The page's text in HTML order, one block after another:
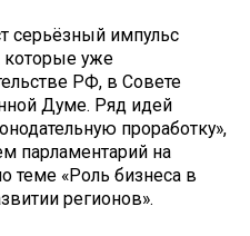
серьёзный импульс
которые уже
РФ, в Совете
Думе. Ряд идей
проработку»,
парламентарий на
теме «Роль бизнеса в
регионов».